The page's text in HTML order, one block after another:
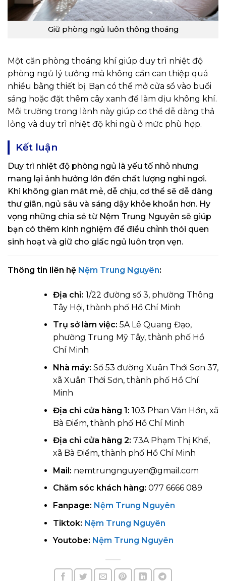
Giữ phòng ngủ luôn thông thoáng
Một căn phòng thoáng khí giúp duy trì nhiệt độ
phòng ngủ lý tưởng mà không cần can thiệp quá
nhiều bằng thiết bị. Bạn có thể mở cửa sổ vào buổi
sáng hoặc đặt thêm cây xanh để làm dịu không khí.
Môi trường trong lành này giúp cơ thể dễ dàng thả
lỏng và duy trì nhiệt độ khi ngủ ở mức phù hợp.
Kết luận
Duy trì nhiệt độ phòng ngủ là yếu tố nhỏ nhưng
mang lại ảnh hưởng lớn đến chất lượng nghỉ ngơi.
Khi không gian mát mẻ, dễ chịu, cơ thể sẽ dễ dàng
thư giãn, ngủ sâu và sáng dậy khỏe khoắn hơn. Hy
vọng những chia sẻ từ Nệm Trung Nguyên sẽ giúp
bạn có thêm kinh nghiệm để điều chỉnh thói quen
sinh hoạt và giữ cho giấc ngủ luôn trọn vẹn.
Thông tin liên hệ Nệm Trung Nguyên:
Địa chỉ: 1/22 đường số 3, phường Thông
Tây Hội, thành phố Hồ Chí Minh
Trụ sở làm việc: 5A Lê Quang Đạo,
phường Trung Mỹ Tây, thành phố Hồ
Chí Minh
Nhà máy: Số 53 đường Xuân Thới Sơn 37,
xã Xuân Thới Sơn, thành phố Hồ Chí
Minh
Địa chỉ cửa hàng 1: 103 Phan Văn Hớn, xã
Bà Điểm, thành phố Hồ Chí Minh
Địa chỉ cửa hàng 2: 73A Phạm Thị Khế,
xã Bà Điểm, thành phố Hồ Chí Minh
Mail: nemtrungnguyen@gmail.com
Chăm sóc khách hàng: 077 6666 089
Fanpage: Nệm Trung Nguyên
Tiktok: Nệm Trung Nguyên
Youtobe: Nệm Trung Nguyên